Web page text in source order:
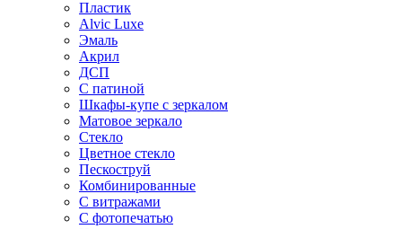
Пластик
Alvic Luxe
Эмаль
Акрил
ДСП
С патиной
Шкафы-купе с зеркалом
Матовое зеркало
Стекло
Цветное стекло
Пескоструй
Комбинированные
С витражами
С фотопечатью